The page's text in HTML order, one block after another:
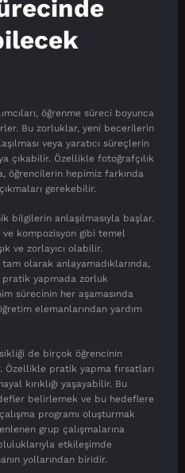
öğrenme süreci boyunca
Bu zorluklar, yeni becerilerin
veya yaratıcı süreçlerin
çıkabilir. Özellikle fotoğrafçılık
öğrencilerin hepimiz farkında
gerekebilir.
bilgilerin anlaşılmasıyla başlar.
ve kompozisyon gibi temel
ve zorlayıcı olabilir.
olarak anlayamadıklarında,
pratik yapmada zorluk
sürecinin her aşamasında
elemanlarından yardım
de birçok öğrencinin
Özellikle pratik yapma fırsatları
kırıklığı yaşayabilir. Bu
belirlemek ve bu hedeflere
programı oluşturmak
grup çalışmalarına
etkileşimde
yollarından biridir.